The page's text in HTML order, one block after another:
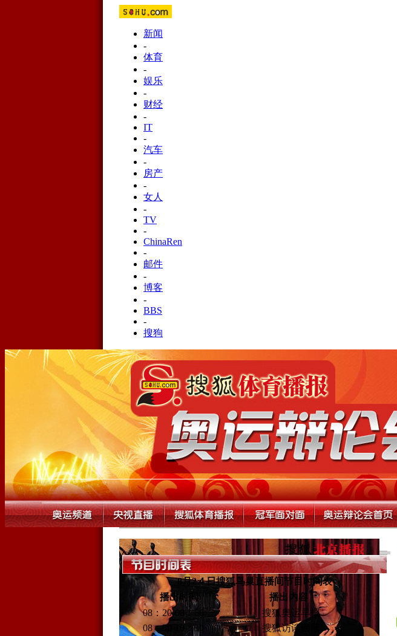
新闻
-
体育
-
娱乐
-
财经
-
IT
-
汽车
-
房产
-
女人
-
TV
-
ChinaRen
-
邮件
-
博客
-
BBS
-
搜狗
8月2４日搜狐鸟巢直播间节目时间表
播出时间
播出内容
08：20-08：50
搜狐奥运早报
08：50-10：30
搜狐访谈回顾